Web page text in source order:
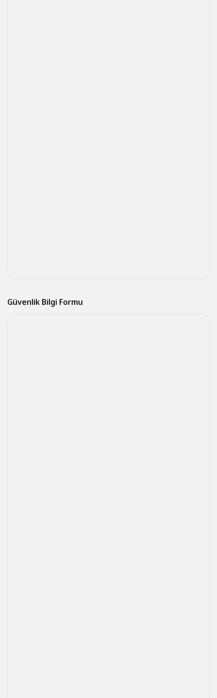
Güvenlik Bilgi Formu